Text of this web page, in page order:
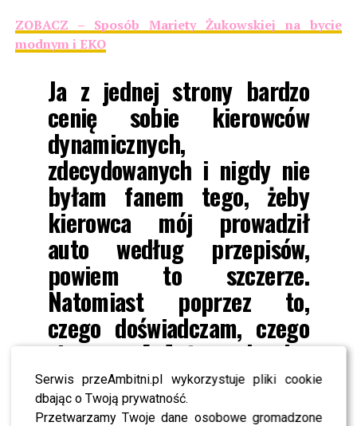
Serwis przeAmbitni.pl wykorzystuje pliki cookie
dbając o Twoją prywatność.
Przetwarzamy Twoje dane osobowe gromadzone
ZOBACZ – Sposób Mariety Żukowskiej na bycie
modnym i EKO
Ja z jednej strony bardzo
cenię sobie kierowców
dynamicznych,
zdecydowanych i nigdy nie
byłam fanem tego, żeby
kierowca mój prowadził
auto według przepisów,
powiem to szczerze.
Natomiast poprzez to,
czego doświadczam, czego
się uczę […] teraz bardzo
zwracam uwagę na różne
rzeczy, bardzo…